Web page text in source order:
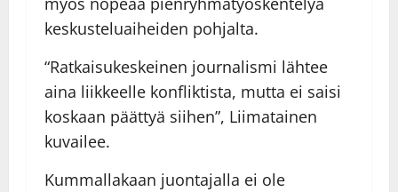
keskusteluaiheiden pohjalta.
“Ratkaisukeskeinen journalismi lähtee
aina liikkeelle konfliktista, mutta ei saisi
koskaan päättyä siihen”, Liimatainen
kuvailee.
Kummallakaan juontajalla ei ole